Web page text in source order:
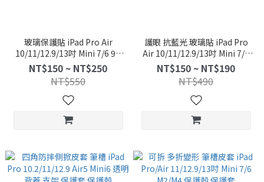
玻璃保護貼 iPad Pro Air
10/11/12.9/13吋 Mini 7/6 9H
鋼化玻璃 螢幕保護膜 玻璃貼
NT$150 ~ NT$250
NT$550
護眼 抗藍光 玻璃貼 iPad Pro
Air 10/11/12.9/13吋 Mini 7/6
鋼化玻璃 螢幕 保護貼
NT$150 ~ NT$190
NT$490